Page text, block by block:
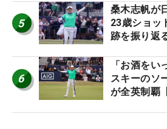
5
桑木志帆が
23歳ショッ
跡を振り返
6
「お酒を
スキーのソ
が全英制覇